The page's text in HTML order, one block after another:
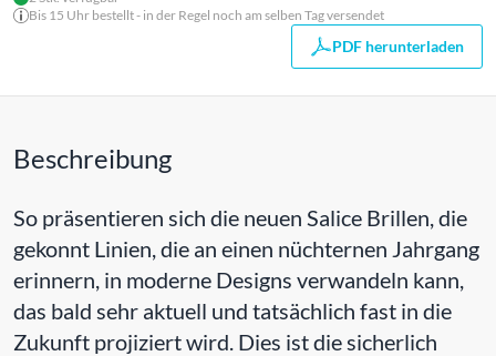
Bis 15 Uhr bestellt - in der Regel noch am selben Tag versendet
PDF herunterladen
Beschreibung
So präsentieren sich die neuen Salice Brillen, die
gekonnt Linien, die an einen nüchternen Jahrgang
erinnern, in moderne Designs verwandeln kann,
das bald sehr aktuell und tatsächlich fast in die
Zukunft projiziert wird. Dies ist die sicherlich